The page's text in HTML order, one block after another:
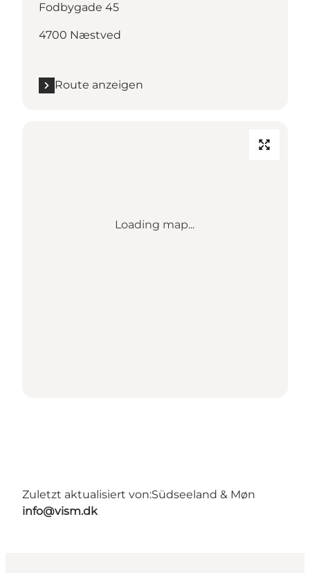
Fodbygade 45
4700 Næstved
Route anzeigen
Loading map...
Zuletzt aktualisiert von:Südseeland & Møn
info@vism.dk